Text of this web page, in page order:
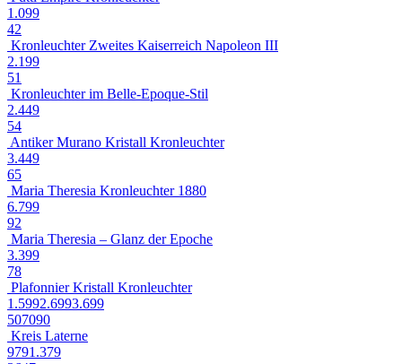
1.099
42
Kronleuchter Zweites Kaiserreich Napoleon III
2.199
51
Kronleuchter im Belle-Epoque-Stil
2.449
54
Antiker Murano Kristall Kronleuchter
3.449
65
Maria Theresia Kronleuchter 1880
6.799
92
Maria Theresia – Glanz der Epoche
3.399
78
Plafonnier Kristall Kronleuchter
1.5992.6993.699
507090
Kreis Laterne
9791.379